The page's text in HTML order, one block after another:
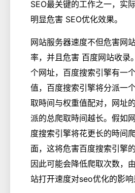
SEO最关键的工作之一，实
明显危害 SEO优化效果。
网站服务器速度不但危害网
率，并且危害 百度网站收录
个网址，百度搜索引擎有一
值，百度搜索引擎将分派一
取時间与权重值配对，网址
派的总爬取時间越长。假如
度搜索引擎将花更长的時间
面，这将危害百度搜索引擎
因此可能会降低爬取次数，
站打开速度对seo优化的影响